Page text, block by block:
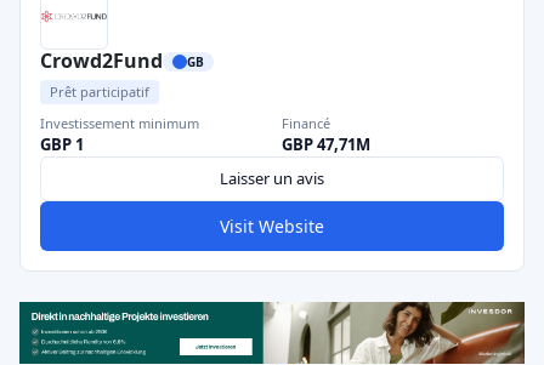
Crowd2Fund GB
Prêt participatif
Investissement minimum
GBP 1
Financé
GBP 47,71M
Laisser un avis
Visit Website